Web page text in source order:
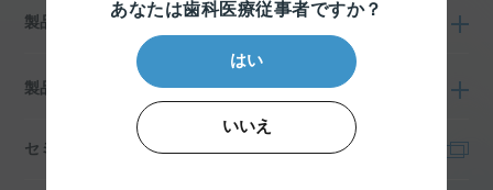
製品情報
製品特設サイト
セミナー
あなたは歯科医療従事者ですか？
はい
いいえ